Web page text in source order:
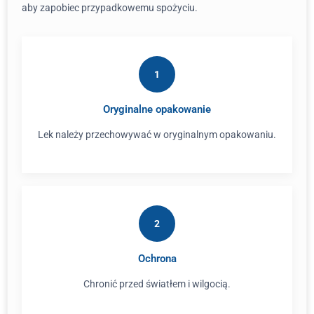
aby zapobiec przypadkowemu spożyciu.
1
Oryginalne opakowanie
Lek należy przechowywać w oryginalnym opakowaniu.
2
Ochrona
Chronić przed światłem i wilgocią.